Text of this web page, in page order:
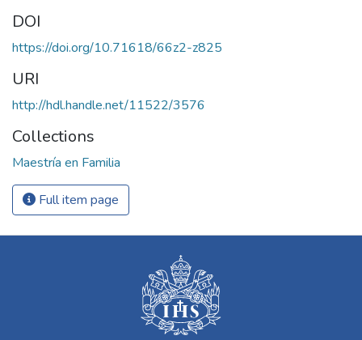
DOI
https://doi.org/10.71618/66z2-z825
URI
http://hdl.handle.net/11522/3576
Collections
Maestría en Familia
Full item page